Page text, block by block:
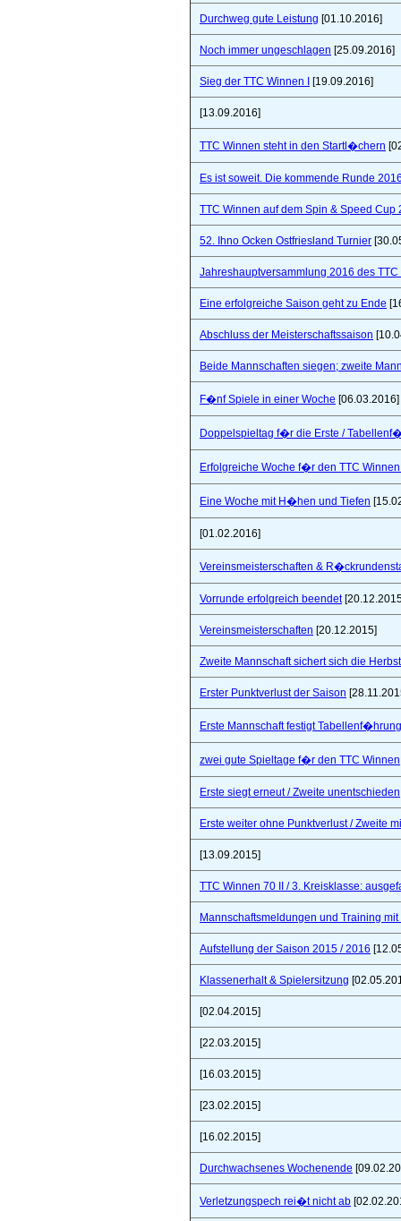
Durchweg gute Leistung [01.10.2016]
Noch immer ungeschlagen [25.09.2016]
Sieg der TTC Winnen I [19.09.2016]
[13.09.2016]
TTC Winnen steht in den Startl�chern
Es ist soweit. Die kommende Runde
TTC Winnen auf dem Spin & Speed Cup
52. Ihno Ocken Ostfriesland Turnier
Jahreshauptversammlung 2016 des TTC
Eine erfolgreiche Saison geht zu Ende
Abschluss der Meisterschaftssaison
Beide Mannschaften siegen; zweite
F�nf Spiele in einer Woche [06.03.2016]
Doppelspieltag f�r die Erste /
Erfolgreiche Woche f�r den TTC
Eine Woche mit H�hen und Tiefen
[01.02.2016]
Vereinsmeisterschaften &
Vorrunde erfolgreich beendet
Vereinsmeisterschaften [20.12.2015]
Zweite Mannschaft sichert sich die
Erster Punktverlust der Saison
Erste Mannschaft festigt
zwei gute Spieltage f�r den TTC Winnen
Erste siegt erneut / Zweite unentschieden
Erste weiter ohne Punktverlust / Zweite
[13.09.2015]
TTC Winnen 70 II / 3. Kreisklasse:
Mannschaftsmeldungen und Training
Aufstellung der Saison 2015 / 2016
Klassenerhalt & Spielersitzung
[02.04.2015]
[22.03.2015]
[16.03.2015]
[23.02.2015]
[16.02.2015]
Durchwachsenes Wochenende
Verletzungspech rei�t nicht ab